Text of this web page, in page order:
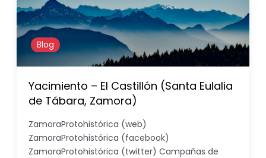
Blog
Yacimiento – El Castillón (Santa Eulalia
de Tábara, Zamora)
ZamoraProtohistórica (web)
ZamoraProtohistórica (facebook)
ZamoraProtohistórica (twitter) Campañas de